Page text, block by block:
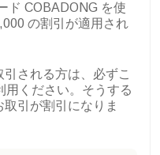
ド COBADONG を使
の割引が適用され
される方は、必ずこ
用ください。そうする
引が割引になりま